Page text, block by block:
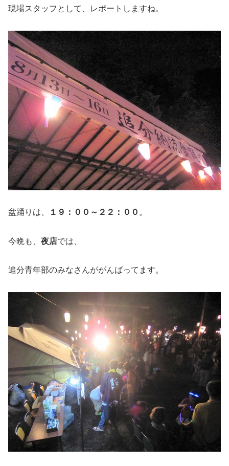
現場スタッフとして、レポートしますね。
盆踊りは、 １９：００～２２：００ 。
今晩も、 夜店では、
追分青年部のみなさんががんばってます。